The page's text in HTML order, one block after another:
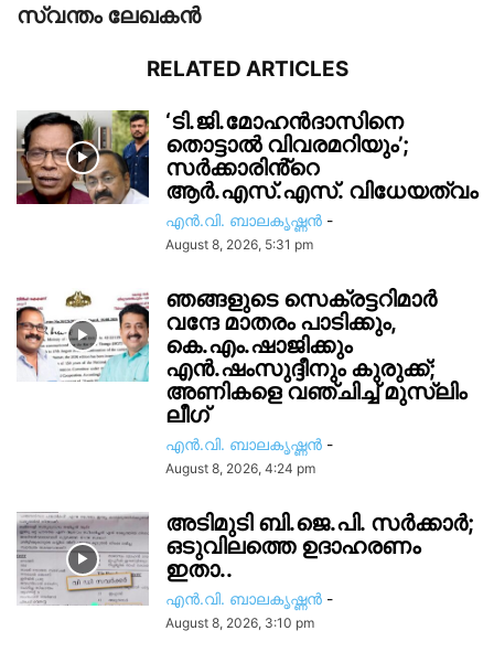
സ്വന്തം ലേഖകന്‍
RELATED ARTICLES
‘ടി.ജി.മോഹൻദാസിനെ
തൊട്ടാൽ വിവരമറിയും’;
സര്‍ക്കാരിൻ്റെ
ആർ.എസ്.എസ്. വിധേയത്വം
എൻ.വി. ബാലകൃഷ്ണൻ -
August 8, 2026, 5:31 pm
ഞങ്ങളുടെ സെക്രട്ടറിമാർ
വന്ദേ മാതരം പാടിക്കും,
കെ.എം.ഷാജിക്കും
എൻ.ഷംസുദ്ദീനും കുരുക്ക്;
അണികളെ വഞ്ചിച്ച് മുസ്ലിം
ലീഗ്
എൻ.വി. ബാലകൃഷ്ണൻ -
August 8, 2026, 4:24 pm
അടിമുടി ബി.ജെ.പി. സർക്കാർ;
ഒടുവിലത്തെ ഉദാഹരണം
ഇതാ..
എൻ.വി. ബാലകൃഷ്ണൻ -
August 8, 2026, 3:10 pm